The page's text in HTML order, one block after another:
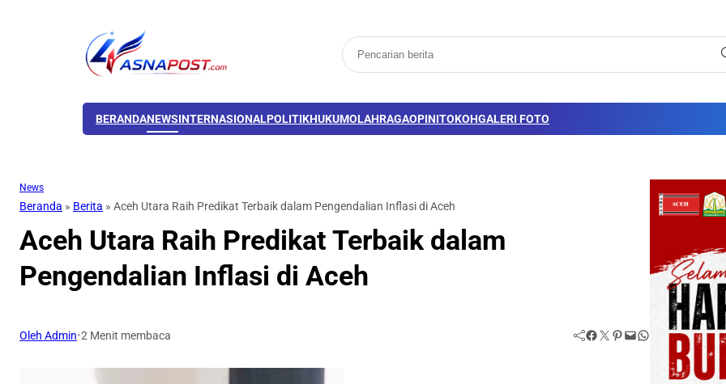
BERANDANEWSINTERNASIONALPOLITIKHUKUMOLAHRAGAOPINITOKOHGALERI FOTO
News
Beranda » Berita » Aceh Utara Raih Predikat Terbaik dalam Pengendalian Inflasi di Aceh
Aceh Utara Raih Predikat Terbaik dalam
Pengendalian Inflasi di Aceh
Oleh Admin•2 Menit membaca Facebook Twitter Pinterest Mail WhatsApp